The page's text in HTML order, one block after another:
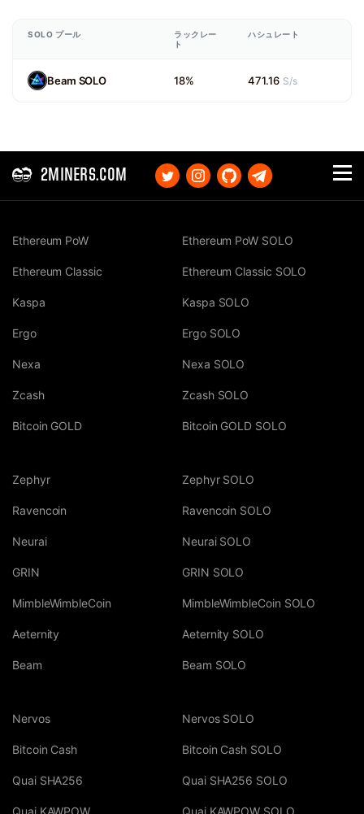
SOLO プール
ラックレー
ト
ハシュレート
Beam SOLO 18% 471.16 S/s
2MINERS.COM
Ethereum PoW
Ethereum Classic
Kaspa
Ergo
Nexa
Zcash
Bitcoin GOLD
Ethereum PoW SOLO
Ethereum Classic SOLO
Kaspa SOLO
Ergo SOLO
Nexa SOLO
Zcash SOLO
Bitcoin GOLD SOLO
Zephyr
Ravencoin
Neurai
GRIN
MimbleWimbleCoin
Aeternity
Beam
Zephyr SOLO
Ravencoin SOLO
Neurai SOLO
GRIN SOLO
MimbleWimbleCoin SOLO
Aeternity SOLO
Beam SOLO
Nervos
Bitcoin Cash
Quai SHA256
Quai KAWPOW
Nervos SOLO
Bitcoin Cash SOLO
Quai SHA256 SOLO
Quai KAWPOW SOLO